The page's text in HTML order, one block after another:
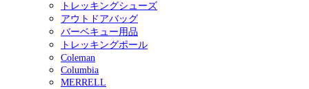
トレッキングシューズ
アウトドアバッグ
バーベキュー用品
トレッキングポール
Coleman
Columbia
MERRELL